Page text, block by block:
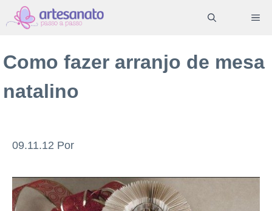
Pular
para
conteúdo
Como fazer arranjo de mesa
natalino
09.11.12 Por